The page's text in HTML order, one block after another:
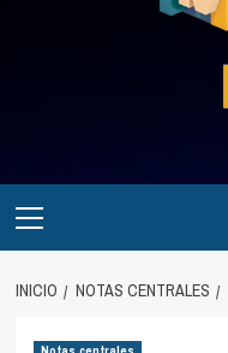
principal
INICIO NOTAS CENTRALES